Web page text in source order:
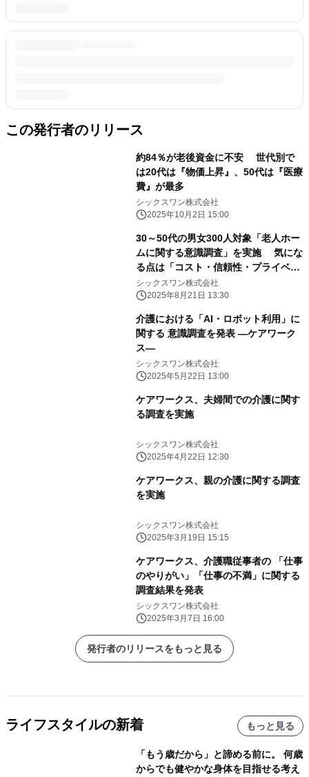
この発行者のリリース
約84％が老後資金に不安 世代別で
は20代は『物価上昇』、50代は『医療
費』が最多
シックスワン株式会社
2025年10月2日 15:00
30～50代の男女300人対象「老人ホー
ムに関する意識調査」を実施 気にな
る点は「コスト・信頼性・プライベー
トの確保」
シックスワン株式会社
2025年8月21日 13:30
介護における「AI・ロボット利用」に
関する 意識調査を発表 ―ケアワーク
ス―
シックスワン株式会社
2025年5月22日 13:00
ケアワークス、夫婦間での介護に関す
る調査を実施
シックスワン株式会社
2025年4月22日 12:30
ケアワークス、親の介護に関する調査
を実施
シックスワン株式会社
2025年3月19日 15:15
ケアワークス、介護職従事者の 「仕事
のやりがい」「仕事の不満」に関する
調査結果を発表
シックスワン株式会社
2025年3月7日 16:00
発行者のリリースをもっと見る
ライフスタイルの新着 もっと見る
「もう歳だから」と諦める前に。 何歳
からでも健やかな身体を目指せる考え